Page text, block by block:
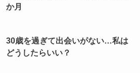
か月
30歳を過ぎて出会いがない…私は
どうしたらいい？